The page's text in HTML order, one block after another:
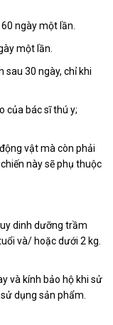
ngày một lần.
một lần.
sau 30 ngày, chỉ khi
của bác sĩ thú y;
vật mà còn phải
này sẽ phụ thuộc
dinh dưỡng trầm
và/ hoặc dưới 2 kg.
và kính bảo hộ khi sử
dụng sản phẩm.